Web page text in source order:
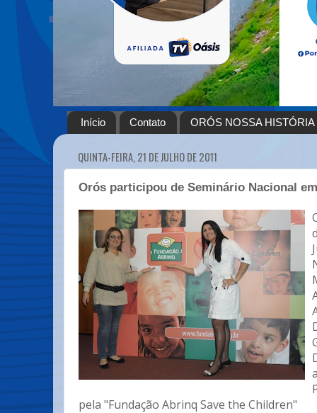
Início Contato ORÓS NOSSA HISTÓRIA
QUINTA-FEIRA, 21 DE JULHO DE 2011
Orós participou de Seminário Nacional
pela "Fundação Abrinq Save the Children"